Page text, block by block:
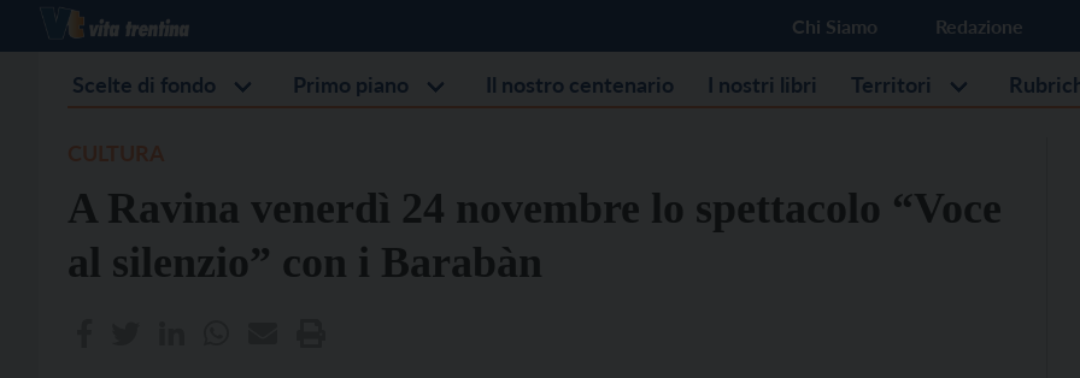
Chi Siamo Redazione
Scelte di fondo Primo piano Il nostro centenario I nostri libri Territori
A Ravina venerdì 24 novembre lo spettacolo “Voce
al silenzio” con i Barabàn